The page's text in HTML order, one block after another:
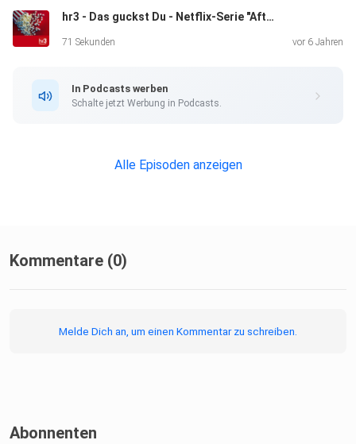
hr3 - Das guckst Du - Netflix-Serie "After Life" 2. Staffel
71 Sekunden vor 6 Jahren
In Podcasts werben
Schalte jetzt Werbung in Podcasts.
Alle Episoden anzeigen
Kommentare (0)
Melde Dich an, um einen Kommentar zu schreiben.
Abonnenten